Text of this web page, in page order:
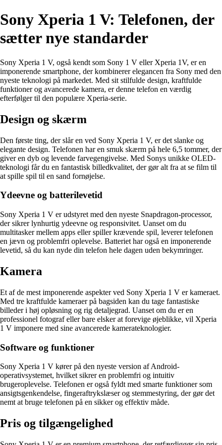
Sony Xperia 1 V: Telefonen, der
sætter nye standarder
Sony Xperia 1 V, også kendt som Sony 1 V eller Xperia 1V, er en
imponerende smartphone, der kombinerer elegancen fra Sony med den
nyeste teknologi på markedet. Med sit stilfulde design, kraftfulde
funktioner og avancerede kamera, er denne telefon en værdig
efterfølger til den populære Xperia-serie.
Design og skærm
Den første ting, der slår en ved Sony Xperia 1 V, er det slanke og
elegante design. Telefonen har en smuk skærm på hele 6,5 tommer, der
giver en dyb og levende farvegengivelse. Med Sonys unikke OLED-
teknologi får du en fantastisk billedkvalitet, der gør alt fra at se film til
at spille spil til en sand fornøjelse.
Ydeevne og batterilevetid
Sony Xperia 1 V er udstyret med den nyeste Snapdragon-processor,
der sikrer lynhurtig ydeevne og responsivitet. Uanset om du
multitasker mellem apps eller spiller krævende spil, leverer telefonen
en jævn og problemfri oplevelse. Batteriet har også en imponerende
levetid, så du kan nyde din telefon hele dagen uden bekymringer.
Kamera
Et af de mest imponerende aspekter ved Sony Xperia 1 V er kameraet.
Med tre kraftfulde kameraer på bagsiden kan du tage fantastiske
billeder i høj opløsning og rig detaljegrad. Uanset om du er en
professionel fotograf eller bare elsker at forevige øjeblikke, vil Xperia
1 V imponere med sine avancerede kamerateknologier.
Software og funktioner
Sony Xperia 1 V kører på den nyeste version af Android-
operativsystemet, hvilket sikrer en problemfri og intuitiv
brugeroplevelse. Telefonen er også fyldt med smarte funktioner som
ansigtsgenkendelse, fingeraftrykslæser og stemmestyring, der gør det
nemt at bruge telefonen på en sikker og effektiv måde.
Pris og tilgængelighed